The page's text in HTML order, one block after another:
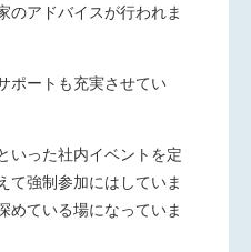
のアドバイスが行われま
ポートも充実させてい
いった社内イベントを定
て強制参加にはしていま
めている場になっていま